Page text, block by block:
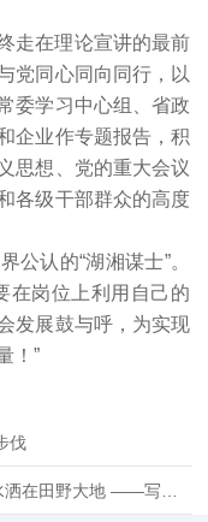
走在理论宣讲的最前
党同心同向同行，以
委学习中心组、省政
企业作专题报告，积
思想、党的重大会议
各级干部群众的高度
公认的“湖湘谋士”。
在岗位上利用自己的
发展鼓与呼，为实现
！”
伐
下一篇：江立云：深学笃用，把智慧和汗水洒在田野大地 ——写在天津社科普及周创办二十周年之际